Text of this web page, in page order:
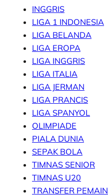
INGGRIS
LIGA 1 INDONESIA
LIGA BELANDA
LIGA EROPA
LIGA INGGRIS
LIGA ITALIA
LIGA JERMAN
LIGA PRANCIS
LIGA SPANYOL
OLIMPIADE
PIALA DUNIA
SEPAK BOLA
TIMNAS SENIOR
TIMNAS U20
TRANSFER PEMAIN